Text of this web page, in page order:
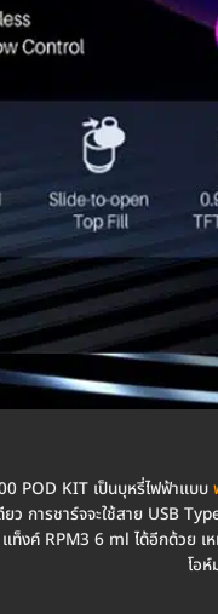
POD KIT เป็นบุหรี่ไฟฟ้าแบบ
การชาร์จจะใช้สาย USB
ท็งค์ RPM3 6 ml ได้อีกด้วย
โอ